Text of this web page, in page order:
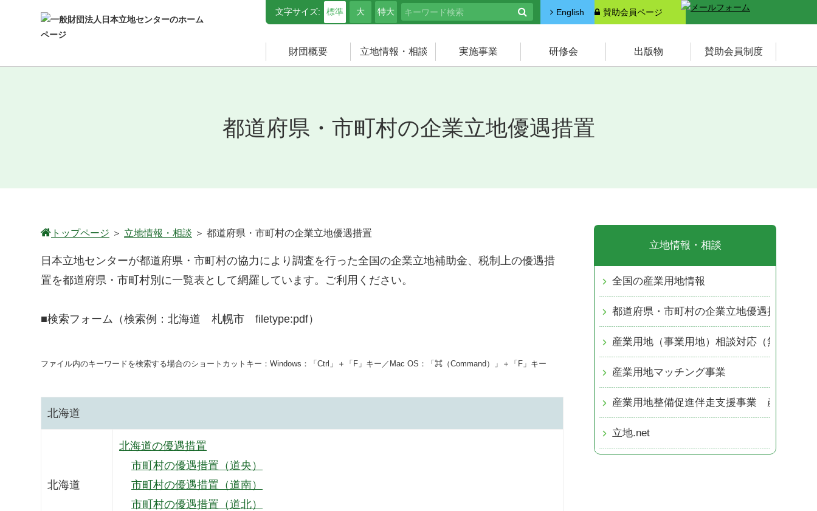
財団概要 立地情報・相談 実施事業 研修会 出版物 賛助会員制度
文字サイズ: 標準 大
特大
検索
English 賛助会員ページ
都道府県・市町村の企業立地優遇措置
トップページ ＞ 立地情報・相談 ＞ 都道府県・市町村の企業立地優遇措置
日本立地センターが都道府県・市町村の協力により調査を行った全国の企業立地補助金、税制上の優遇措
置を都道府県・市町村別に一覧表として網羅しています。ご利用ください。
■検索フォーム（検索例：北海道 札幌市 filetype:pdf）
ファイル内のキーワードを検索する場合のショートカットキー： Windows：「Ctrl」＋「F」キー／ Mac OS：「⌘（Command）」＋「F」キー
北海道
北海道
北海道の優遇措置
市町村の優遇措置（道央）
市町村の優遇措置（道南）
市町村の優遇措置（道北）
立地情報・相談
全国の産業用地情報
都道府県・市町村の企業立地優遇措置
産業用地（事業用地）相談対応（無料）
産業用地マッチング事業
産業用地整備促進伴走支援事業 産業用地
立地.net